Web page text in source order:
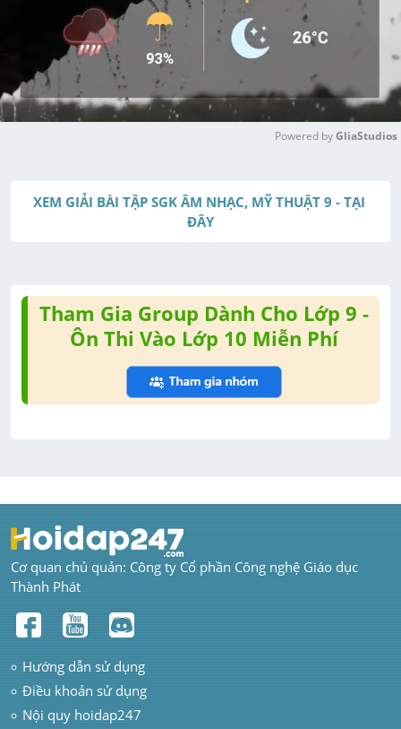
t
Powered by GliaStudios
XEM GIẢI BÀI TẬP SGK ÂM NHẠC, MỸ THUẬT 9 - TẠI
ĐÂY
Tham Gia Group Dành Cho Lớp 9 -
Ôn Thi Vào Lớp 10 Miễn Phí
Cơ quan chủ quản: Công ty Cổ phần Công nghệ Giáo dục
Thành Phát
Hướng dẫn sử dụng
Điều khoản sử dụng
Nội quy hoidap247